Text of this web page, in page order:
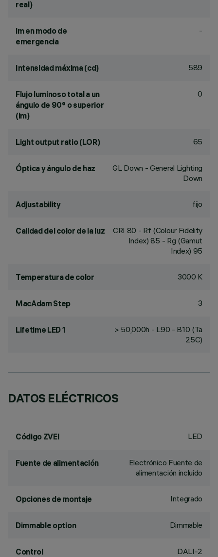
real)
lm en modo de
emergencia
-
Intensidad máxima (cd) 589
Flujo luminoso total a un
ángulo de 90° o superior
(lm)
0
Light output ratio (LOR) 65
Óptica y ángulo de haz
GL Down - General Lighting
Down
Adjustability fijo
Calidad del color de la luz CRI 80 - Rf (Colour Fidelity
Index) 85 - Rg (Gamut
Index) 95
Temperatura de color 3000 K
MacAdam Step 3
Lifetime LED 1
> 50,000h - L90 - B10 (Ta
25C)
DATOS ELÉCTRICOS
Código ZVEI LED
Fuente de alimentación
Electrónico Fuente de
alimentación incluido
Opciones de montaje Integrado
Dimmable option Dimmable
Control DALI-2